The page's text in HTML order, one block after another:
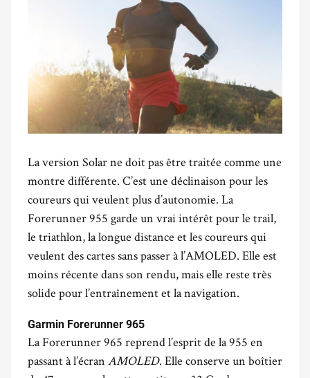
La version Solar ne doit pas être traitée comme une
montre différente. C’est une déclinaison pour les
coureurs qui veulent plus d’autonomie. La
Forerunner 955 garde un vrai intérêt pour le trail,
le triathlon, la longue distance et les coureurs qui
veulent des cartes sans passer à l’AMOLED. Elle est
moins récente dans son rendu, mais elle reste très
solide pour l’entraînement et la navigation.
Garmin Forerunner 965
La Forerunner 965 reprend l’esprit de la 955 en
passant à l’écran AMOLED. Elle conserve un boîtier